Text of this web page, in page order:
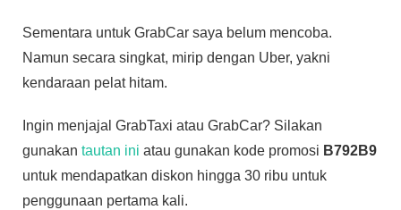
Sementara untuk GrabCar saya belum mencoba.
Namun secara singkat, mirip dengan Uber, yakni
kendaraan pelat hitam.
Ingin menjajal GrabTaxi atau GrabCar? Silakan
gunakan tautan ini atau gunakan kode promosi B792B9
untuk mendapatkan diskon hingga 30 ribu untuk
penggunaan pertama kali.